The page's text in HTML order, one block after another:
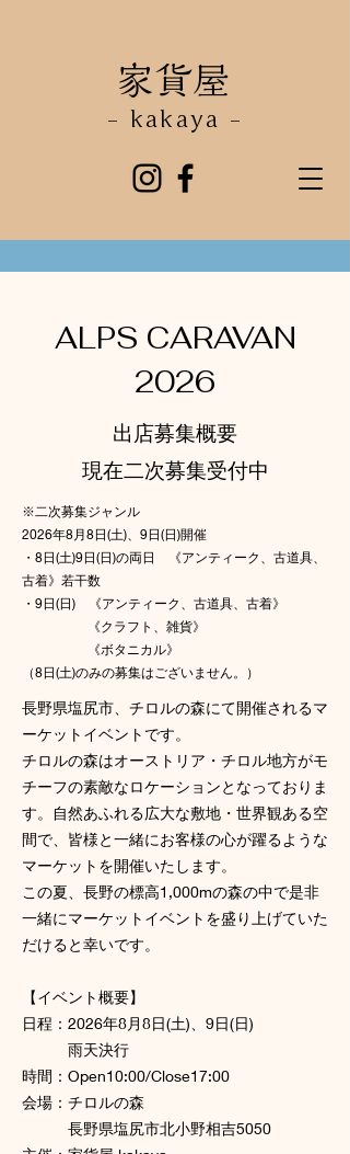
- kakaya -
​家貨屋
ALPS CARAVAN
2026
出店募集概要
現在二次募集受付中
​※二次募集ジャンル
2026年8月8日(土)、9日(日)開催
・8日(土)9日(日)の両日 《アンティーク、古道具、
古着》若干数
・9日(日) 《アンティーク、古道具、古着》
《クラフト、雑貨》
《ボタニカル》​
​（8日(土)のみの募集はございません。）
長野県塩尻市、チロルの森にて開催されるマ
ーケットイベントです。
チロルの森はオーストリア・チロル地方がモ
チーフの素敵なロケーションとなっておりま
す。自然あふれる広大な敷地・世界観ある空
間で、皆様と一緒にお客様の心が躍るような
マーケットを開催いたします。
この夏、長野の標高1,000mの森の中で是非
一緒にマーケットイベントを盛り上げていた
だけると幸いです。
【イベント概要】
日程：2026年8月8日(土)、9日(日)
雨天決行
時間：Open10:00/Close17:00
会場：チロルの森
長野県塩尻市北小野相吉5050